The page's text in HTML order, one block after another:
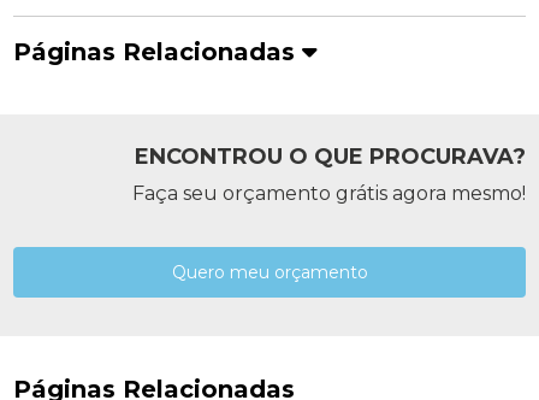
Páginas Relacionadas
ENCONTROU O QUE PROCURAVA?
Faça seu orçamento grátis agora mesmo!
Quero meu orçamento
Páginas Relacionadas